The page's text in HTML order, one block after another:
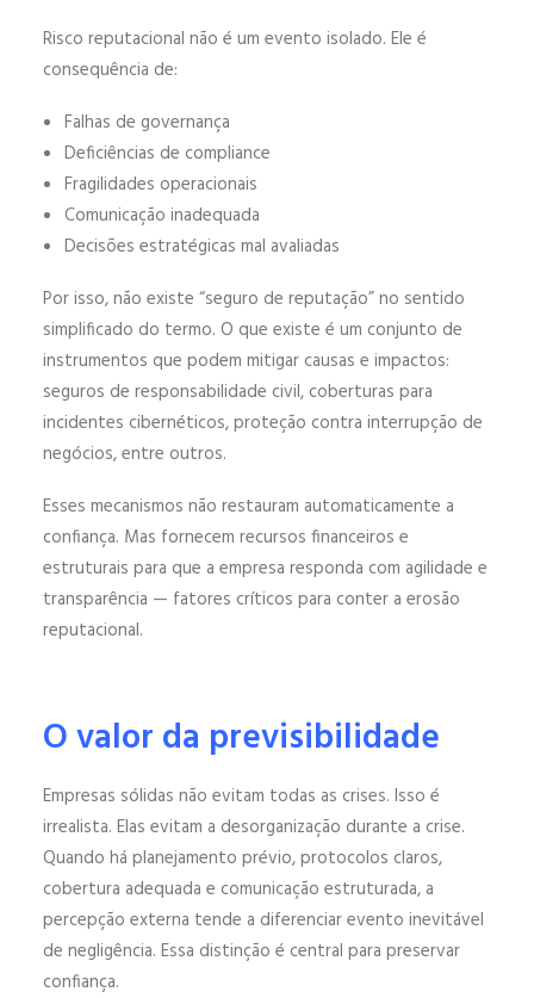
Risco reputacional não é um evento isolado. Ele é
consequência de:
Falhas de governança
Deficiências de compliance
Fragilidades operacionais
Comunicação inadequada
Decisões estratégicas mal avaliadas
Por isso, não existe “seguro de reputação” no sentido
simplificado do termo. O que existe é um conjunto de
instrumentos que podem mitigar causas e impactos:
seguros de responsabilidade civil, coberturas para
incidentes cibernéticos, proteção contra interrupção de
negócios, entre outros.
Esses mecanismos não restauram automaticamente a
confiança. Mas fornecem recursos financeiros e
estruturais para que a empresa responda com agilidade e
transparência — fatores críticos para conter a erosão
reputacional.
O valor da previsibilidade
Empresas sólidas não evitam todas as crises. Isso é
irrealista. Elas evitam a desorganização durante a crise.
Quando há planejamento prévio, protocolos claros,
cobertura adequada e comunicação estruturada, a
percepção externa tende a diferenciar evento inevitável
de negligência. Essa distinção é central para preservar
confiança.